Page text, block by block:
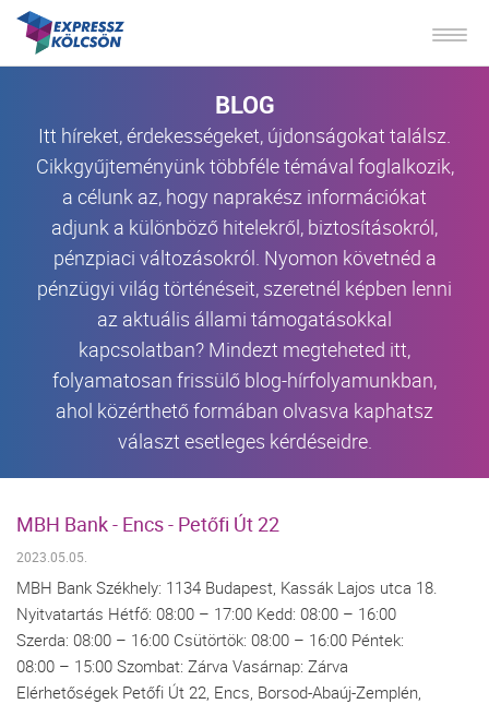
BLOG
Itt híreket, érdekességeket, újdonságokat találsz.
Cikkgyűjteményünk többféle témával foglalkozik,
a célunk az, hogy naprakész információkat
adjunk a különböző hitelekről, biztosításokról,
pénzpiaci változásokról. Nyomon követnéd a
pénzügyi világ történéseit, szeretnél képben lenni
az aktuális állami támogatásokkal
kapcsolatban? Mindezt megteheted itt,
folyamatosan frissülő blog-hírfolyamunkban,
ahol közérthető formában olvasva kaphatsz
választ esetleges kérdéseidre.
MBH Bank - Encs - Petőfi Út 22
2023.05.05.
MBH Bank Székhely: 1134 Budapest, Kassák Lajos utca 18.
Nyitvatartás Hétfő: 08:00 – 17:00 Kedd: 08:00 – 16:00
Szerda: 08:00 – 16:00 Csütörtök: 08:00 – 16:00 Péntek:
08:00 – 15:00 Szombat: Zárva Vasárnap: Zárva
Elérhetőségek Petőfi Út 22, Encs, Borsod-Abaúj-Zemplén,